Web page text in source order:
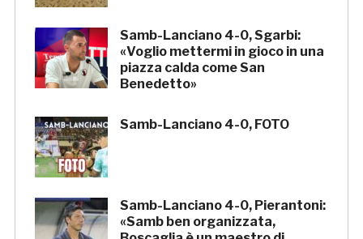
Samb-Lanciano 4-0, Sgarbi:
«Voglio mettermi in gioco in una
piazza calda come San
Benedetto»
Samb-Lanciano 4-0, FOTO
Samb-Lanciano 4-0, Pierantoni:
«Samb ben organizzata,